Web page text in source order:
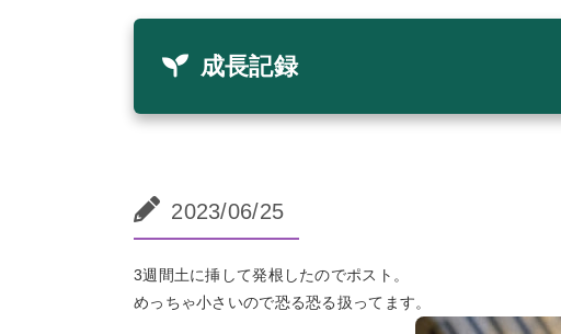
成長記録
2023/06/25
3週間土に挿して発根したのでポスト。
めっちゃ小さいので恐る恐る扱ってます。